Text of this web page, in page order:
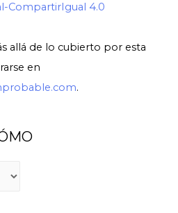
CompartirIgual 4.0
allá de lo cubierto por esta
en
.